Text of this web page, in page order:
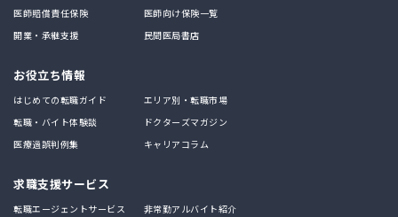
医師賠償責任保険
医師向け保険一覧
開業・承継支援
民間医局書店
お役立ち情報
はじめての転職ガイド
エリア別・転職市場
転職・バイト体験談
ドクターズマガジン
医療過誤判例集
キャリアコラム
求職支援サービス
転職エージェントサービス
非常勤アルバイト紹介